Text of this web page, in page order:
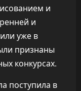
и
и
уже в
признаны
конкурсах.
поступила в